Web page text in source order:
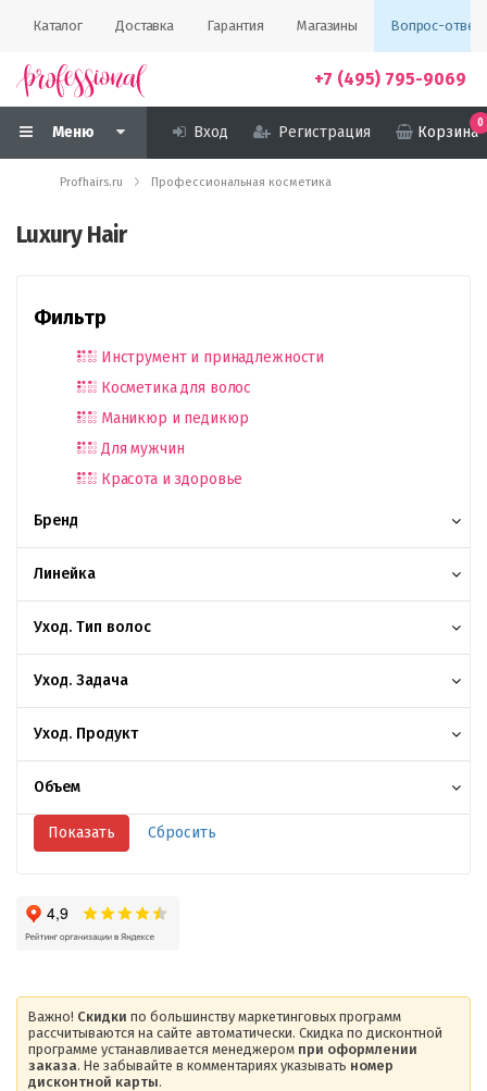
Каталог Доставка Гарантия Магазины Вопрос-ответ
+7 (495) 795-9069
Меню Вход Регистрация Корзина
0
Profhairs.ru Профессиональная косметика
Luxury Hair
Фильтр
Инструмент и принадлежности
Косметика для волос
Маникюр и педикюр
Для мужчин
Красота и здоровье
Бренд
Линейка
Уход. Тип волос
Уход. Задача
Уход. Продукт
Объем
Важно! Скидки по большинству маркетинговых программ
рассчитываются на сайте автоматически. Скидка по дисконтной
программе устанавливается менеджером при оформлении
заказа. Не забывайте в комментариях указывать номер
дисконтной карты.